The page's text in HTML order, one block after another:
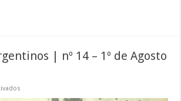
| nº 14 – 1º de Agosto